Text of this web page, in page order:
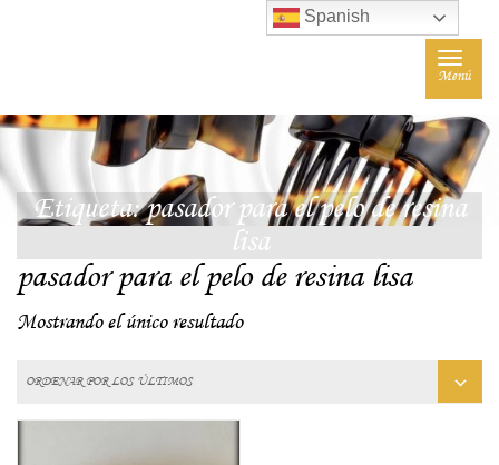
Toggle
Menú
Etiqueta:pasador para el pelo de resina
lisa
pasador para el pelo de resina lisa
Mostrando el único resultado
Spanish